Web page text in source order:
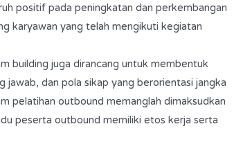
positif pada peningkatan dan perkembangan
karyawan yang telah mengikuti kegiatan
building juga dirancang untuk membentuk
jawab, dan pola sikap yang berorientasi jangka
pelatihan outbound memanglah dimaksudkan
peserta outbound memiliki etos kerja serta